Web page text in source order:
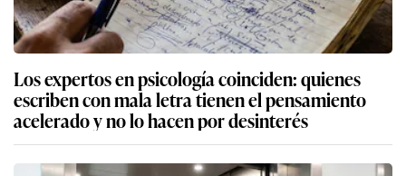
Los expertos en psicología coinciden: quienes
escriben con mala letra tienen el pensamiento
acelerado y no lo hacen por desinterés